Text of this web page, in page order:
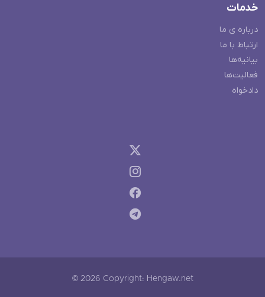
خدمات
درباره ی ما
ارتباط با ما
بیانیه‌ها
فعالیت‌ها
دادخواه
© 2026 Copyright: Hengaw.net